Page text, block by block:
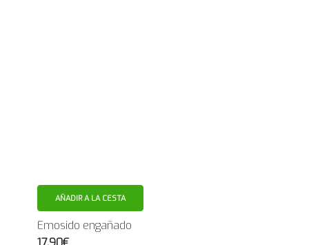
AÑADIR A LA CESTA
Emosido engañado